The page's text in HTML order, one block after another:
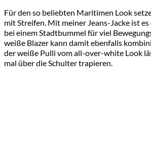
Für den so beliebten Maritimen Look
mit Streifen. Mit meiner Jeans-Jacke ist
bei einem Stadtbummel für viel
weiße Blazer kann damit ebenfalls
der weiße Pulli vom all-over-white Look
mal über die Schulter trapieren.